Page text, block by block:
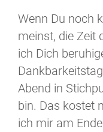
Wenn Du noch
meinst, die Zeit
ich Dich
Abend in
bin. Das kostet
ich mir am